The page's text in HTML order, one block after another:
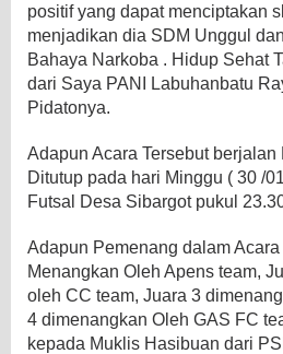
positif yang dapat menciptakan
menjadikan dia SDM Unggul
Bahaya Narkoba . Hidup Sehat
dari Saya PANI Labuhanbatu
Pidatonya.
Adapun Acara Tersebut
Ditutup pada hari Minggu ( 30 /
Futsal Desa Sibargot pukul
Adapun Pemenang dalam
Menangkan Oleh Apens team,
oleh CC team, Juara 3
4 dimenangkan Oleh GAS FC
kepada Muklis Hasibuan dari